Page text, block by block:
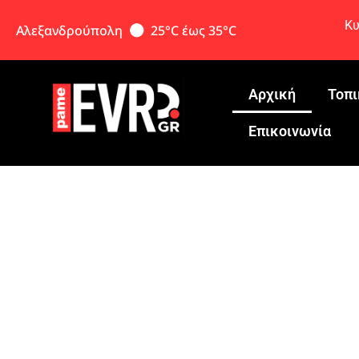
Αλεξανδρούπολη 25°C έως 35°C
Αρχική
Eπικοινωνία